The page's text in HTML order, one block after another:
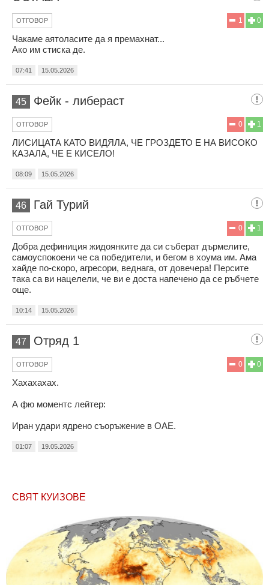
0
1
ОТГОВОР
Чакаме аятоласите да я премахнат...
Ако им стиска де.
07:41 15.05.2026
45 Фейк - либераст
1
0
ОТГОВОР
ЛИСИЦАТА КАТО ВИДЯЛА, ЧЕ ГРОЗДЕТО Е НА ВИСОКО
КАЗАЛА, ЧЕ Е КИСЕЛО!
08:09 15.05.2026
46 Гай Турий
1
0
ОТГОВОР
Добра дефиниция жидоянките да си съберат дърмелите,
самоуспокоени че са победители, и бегом в хоума им. Ама
хайде по-скоро, агресори, веднага, от довечера! Персите
така са ви нацелели, че ви е доста напечено да се ръбчете
още.
10:14 15.05.2026
47 Отряд 1
0
0
ОТГОВОР
Хахахахах.
А фю моментс лейтер:
Иран удари ядрено съоръжение в ОАЕ.
01:07 19.05.2026
СВЯТ КУИЗОВЕ